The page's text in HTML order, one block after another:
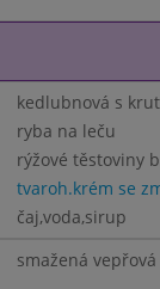
kedlubnová s
ryba na leču
rýžové těstoviny
tvaroh.krém se
čaj,voda,sirup
smažená